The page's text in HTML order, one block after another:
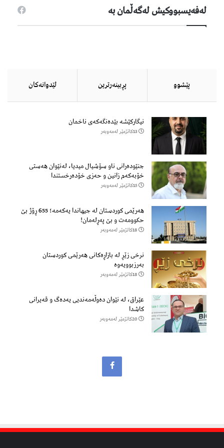
لەفەیسبووكیش لەگەڵمان بە
پێشوو پڕبینەرترین لێدوانەكان
نیگارکێشە بێدەنگەکەی ناخمان
13كاتژمێر لەمەوبەر
جنێودەرانی ناو سۆشیال میدیا، لەنێوان هەستی
خۆبەکەم زانین و حەزی خۆدەرخستندا
15كاتژمێر لەمەوبەر
هەرێمی کوردستان لە جیهاندا یەکەمە؛ 655 ڕۆژ بێ
حکوومەت و بێ پەڕلەمان!
18كاتژمێر لەمەوبەر
نرخی زێڕ لە بازاڕەکانی هەرێمی کوردستان
بەرزبوویەوە
18كاتژمێر لەمەوبەر
عێراق، لە نێوان دەوڵەمەندیی یەدەگ و قەیرانی
کاشدا
20كاتژمێر لەمەوبەر